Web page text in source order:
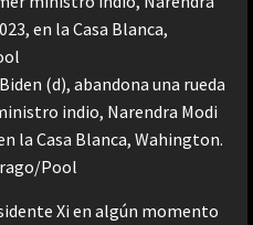
(d), abandona una rueda
indio, Narendra Modi
la Casa Blanca, Wahington.
Pool
Xi en algún momento